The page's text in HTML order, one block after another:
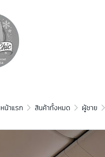
หน้าแรก สินค้าทั้งหมด ผู้ชาย